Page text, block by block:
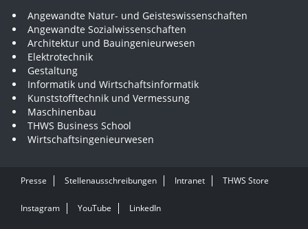
Angewandte Natur- und Geisteswissenschaften
Angewandte Sozialwissenschaften
Architektur und Bauingenieurwesen
Elektrotechnik
Gestaltung
Informatik und Wirtschaftsinformatik
Kunststofftechnik und Vermessung
Maschinenbau
THWS Business School
Wirtschaftsingenieurwesen
Presse Stellenausschreibungen Intranet THWS Store
Instagram YouTube LinkedIn